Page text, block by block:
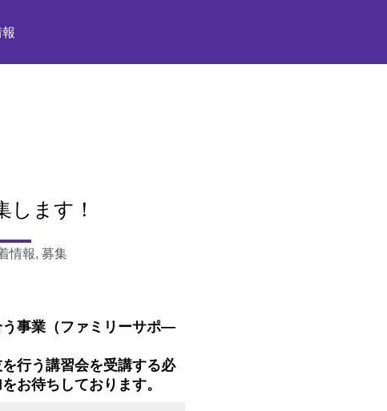
ます！
情報, 募集
事業（ファミリーサポ―
行う講習会を受講する必
お待ちしております。